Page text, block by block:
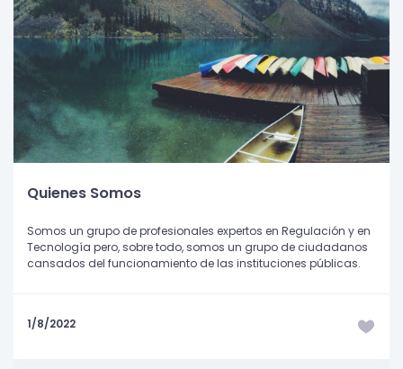
Quienes Somos
Somos un grupo de profesionales expertos en Regulación y en
Tecnología pero, sobre todo, somos un grupo de ciudadanos
cansados del funcionamiento de las instituciones públicas.
1/8/2022